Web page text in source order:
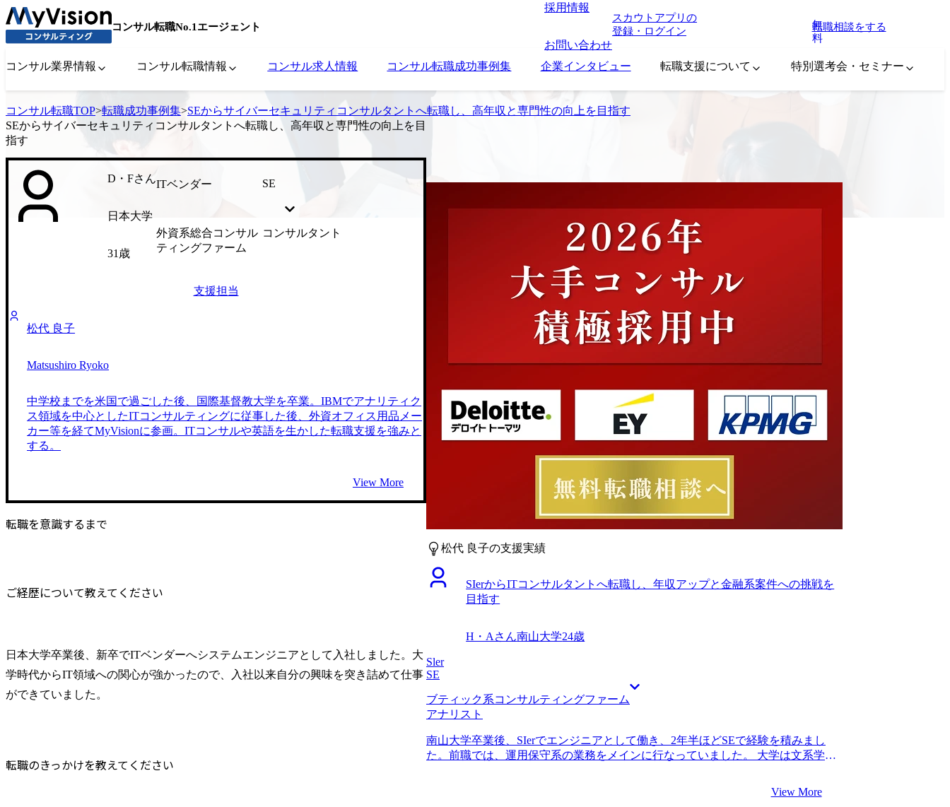
コンサル転職No.1エージェント
採用情報
お問い合わせ
スカウトアプリの
登録・ログイン
無
料
転職相談をする
コンサル業界情報 コンサル転職情報 コンサル求人情報 コンサル転職成功事例集 企業インタビュー 転職支援について 特別選考会・セミナー
コンサル転職TOP>転職成功事例集>SEからサイバーセキュリティコンサルタントへ転職し、高年収と専門性の向上を目指す
SEからサイバーセキュリティコンサルタントへ転職し、高年収と専門性の向上を目
指す
D・Fさん
日本大学
31歳
ITベンダー SE
外資系総合コンサル
ティングファーム
コンサルタント
支援担当
松代 良子
Matsushiro Ryoko
中学校までを米国で過ごした後、国際基督教大学を卒業。IBMでアナリティク
ス領域を中心としたITコンサルティングに従事した後、外資オフィス用品メー
カー等を経てMyVisionに参画。ITコンサルや英語を生かした転職支援を強みと
する。
View More
転職を意識するまで
ご経歴について教えてください
日本大学卒業後、新卒でITベンダーへシステムエンジニアとして入社しました。大
学時代からIT領域への関心が強かったので、入社以来自分の興味を突き詰めて仕事
ができていました。
転職のきっかけを教えてください
松代 良子の支援実績
SIerからITコンサルタントへ転職し、年収アップと金融系案件への挑戦を
目指す
H・Aさん南山大学24歳
Sler
SE
ブティック系コンサルティングファーム
アナリスト
南山大学卒業後、SIerでエンジニアとして働き、2年半ほどSEで経験を積みまし
た。前職では、運用保守系の業務をメインに行なっていました。 大学は文系学部
りに少なく、もっと新たなキャリアを模索する必要性を漠然と感じたことで、転
View More